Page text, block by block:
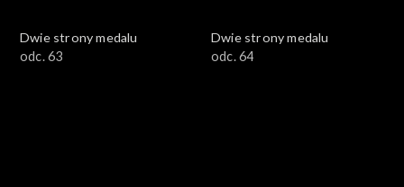
Dwie strony medalu
odc. 63
Dwie strony medalu
odc. 64